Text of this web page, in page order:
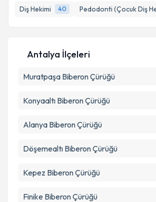
Diş Hekimi
40 Pedodonti (Çocuk Diş
Metni 'ni okudum ve kişisel
kapsamda işlenmesini kabul
Antalya İlçeleri
Muratpaşa Biberon Çürüğü
Konyaaltı Biberon Çürüğü
Alanya Biberon Çürüğü
Döşemealtı Biberon Çürüğü
Kepez Biberon Çürüğü
Finike Biberon Çürüğü